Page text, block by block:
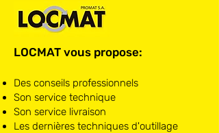
LOCMAT vous propose:
Des conseils professionnels
Son service technique
Son service livraison
Les dernières techniques d'outillage